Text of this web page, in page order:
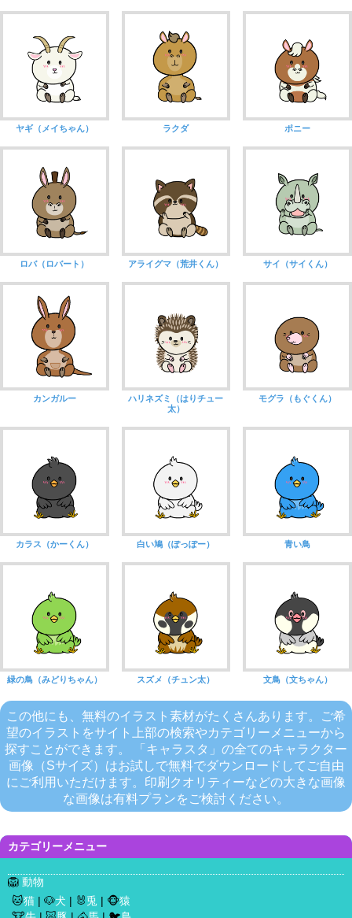
カテゴリーメニュー
🦁 動物
🐱猫 | 🐶犬 | 🐰兎 | 🐵猿
ヤギ（メイちゃん） ラクダ ポニー
ロバ（ロバート） アライグマ（荒井くん） サイ（サイくん）
カンガルー
ハリネズミ（はりチュー
太）
モグラ（もぐくん）
カラス（かーくん） 白い鳩（ぽっぽー） 青い鳥
緑の鳥（みどりちゃん） スズメ（チュン太） 文鳥（文ちゃん）
この他にも、無料のイラスト素材がたくさんあります。ご希
望のイラストをサイト上部の検索やカテゴリーメニューから
探すことができます。 「キャラスタ」の全てのキャラクター
画像（Sサイズ）はお試しで無料でダウンロードしてご自由
にご利用いただけます。印刷クオリティーなどの大きな画像
な画像は有料プランをご検討ください。